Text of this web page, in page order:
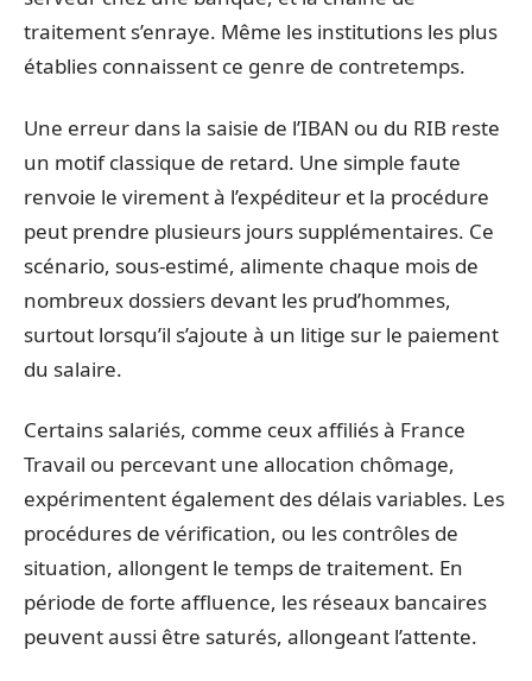
traitement s’enraye. Même les institutions les plus
établies connaissent ce genre de contretemps.
Une erreur dans la saisie de l’IBAN ou du RIB reste
un motif classique de retard. Une simple faute
renvoie le virement à l’expéditeur et la procédure
peut prendre plusieurs jours supplémentaires. Ce
scénario, sous-estimé, alimente chaque mois de
nombreux dossiers devant les prud’hommes,
surtout lorsqu’il s’ajoute à un litige sur le paiement
du salaire.
Certains salariés, comme ceux affiliés à France
Travail ou percevant une allocation chômage,
expérimentent également des délais variables. Les
procédures de vérification, ou les contrôles de
situation, allongent le temps de traitement. En
période de forte affluence, les réseaux bancaires
peuvent aussi être saturés, allongeant l’attente.